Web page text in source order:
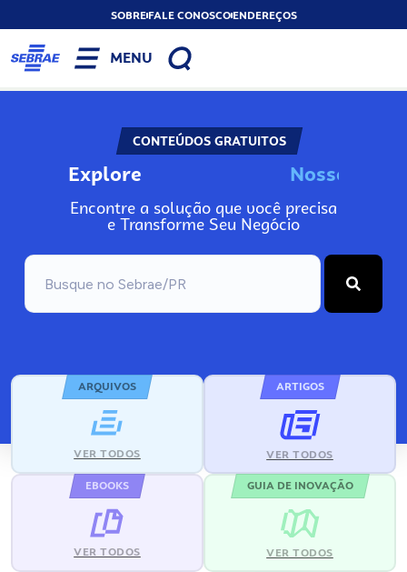
SOBREFALE CONOSCOENDEREÇOS
MENU
CONTEÚDOS GRATUITOS
Explore Nos
Encontre a solução que você precisa
e Transforme Seu Negócio
ARQUIVOS
VER TODOS
ARTIGOS
VER TODOS
EBOOKS
VER TODOS
GUIA DE INOVAÇÃO
VER TODOS